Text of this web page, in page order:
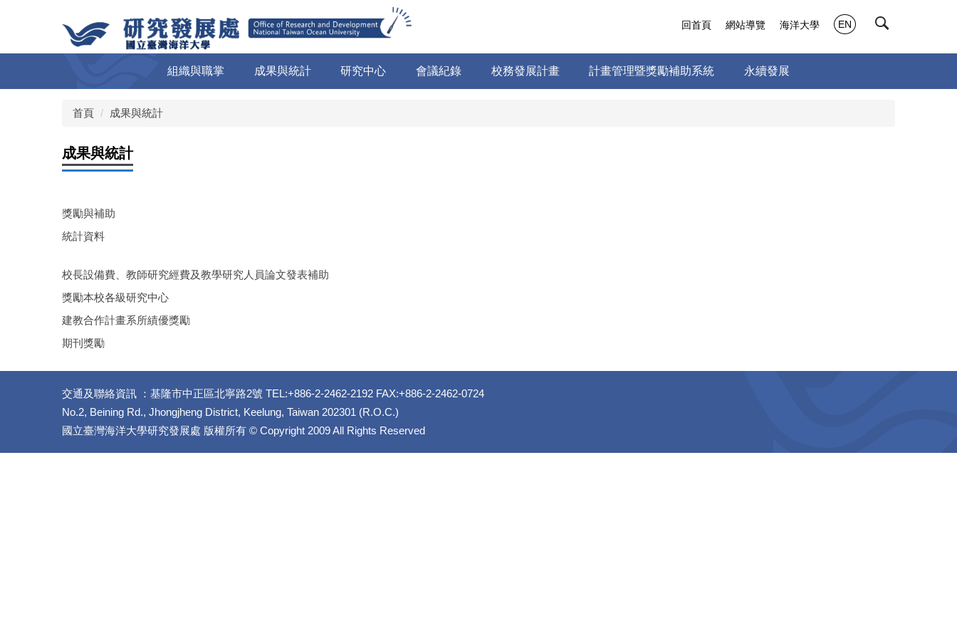
要
容
組織與職掌 成果與統計 研究中心 會議紀錄 校務發展計畫 計畫管理暨獎勵補助系統 永續發展
回首頁 網站導覽 海洋大學 EN
首頁 成果與統計
成果與統計
獎勵與補助
統計資料
校長設備費、教師研究經費及教學研究人員論文發表補助
獎勵本校各級研究中心
建教合作計畫系所績優獎勵
期刊獎勵
交通及聯絡資訊 ：基隆市中正區北寧路2號 TEL:+886-2-2462-2192 FAX:+886-2-2462-0724
No.2, Beining Rd., Jhongjheng District, Keelung, Taiwan 202301 (R.O.C.)
國立臺灣海洋大學研究發展處 版權所有 © Copyright 2009 All Rights Reserved